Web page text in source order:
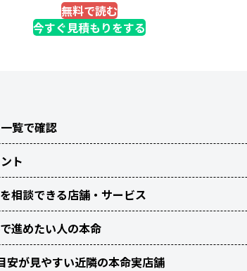
無料で読む
今すぐ見積もりをする
覧で確認
ト
相談できる店舗・サービス
進めたい人の本命
が見やすい近隣の本命実店舗